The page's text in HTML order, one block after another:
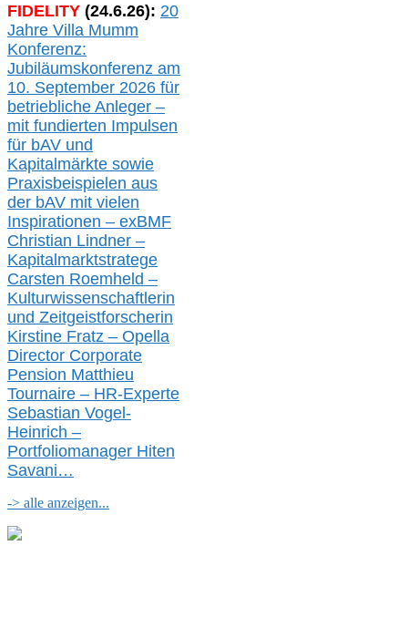
FIDELITY (24.6.26): 20
Jahre Villa Mumm
Konferenz:
Jubiläumskonferenz am
10. September 2026 für
betriebliche Anleger –
mit fundierten Impulsen
für bAV und
Kapitalmärkte sowie
Praxisbeispielen aus
der bAV mit vielen
Inspirationen – exBMF
Christian Lindner –
Kapitalmarktstratege
Carsten Roemheld –
Kulturwissenschaftlerin
und Zeitgeistforscherin
Kirstine Fratz – Opella
Director Corporate
Pension Matthieu
Tournaire – HR-Experte
Sebastian Vogel-
Heinrich –
Portfoliomanager Hiten
Savani…
-> alle anzeigen...